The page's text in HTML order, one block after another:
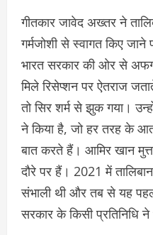
गीतकार जावेद अख्तर ने
गर्मजोशी से स्वागत किए जाने
भारत सरकार की ओर से
मिले रिसेप्शन पर ऐतराज
तो सिर शर्म से झुक गया।
ने किया है, जो हर तरह के
बात करते हैं। आमिर खान
दौरे पर हैं। 2021 में
संभाली थी और तब से यह
सरकार के किसी प्रतिनिधि ने